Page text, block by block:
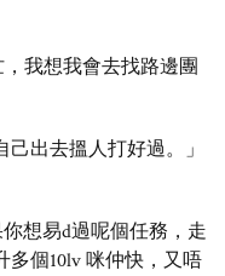
我想我會去找路邊團
出去搵人打好過。」
想易d過呢個任務，走
多個10lv 咪仲快，又唔